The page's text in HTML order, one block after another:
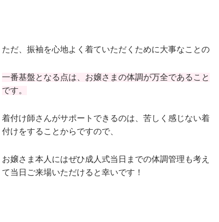
ただ、振袖を心地よく着ていただくために大事なことの
一番基盤となる点は、お嬢さまの体調が万全であること
です。
着付け師さんがサポートできるのは、苦しく感じない着
付けをすることからですので、
お嬢さま本人にはぜひ成人式当日までの体調管理も考え
て当日ご来場いただけると幸いです！